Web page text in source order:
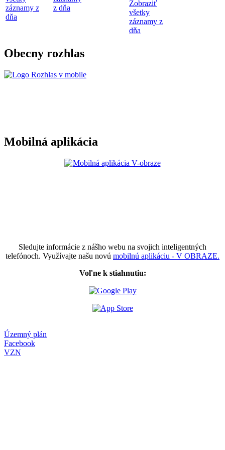
záznamy z
dňa
z dňa
Zobraziť
všetky
záznamy z
dňa
Obecny rozhlas
Mobilná aplikácia
Sledujte informácie z nášho webu na svojich inteligentných
telefónoch. Využívajte našu novú mobilnú aplikáciu - V OBRAZE.
Voľne k stiahnutiu:
Územný plán
Facebook
VZN